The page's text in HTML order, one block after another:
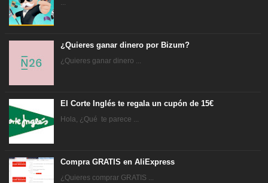
...
¿Quieres ganar dinero por Bizum?
¿Quieres ganar dinero ...
El Corte Inglés te regala un cupón de 15€
Hola, ¿Qué te parece ...
Compra GRATIS en AliExpress
¿Quieres comprar GRATIS ...